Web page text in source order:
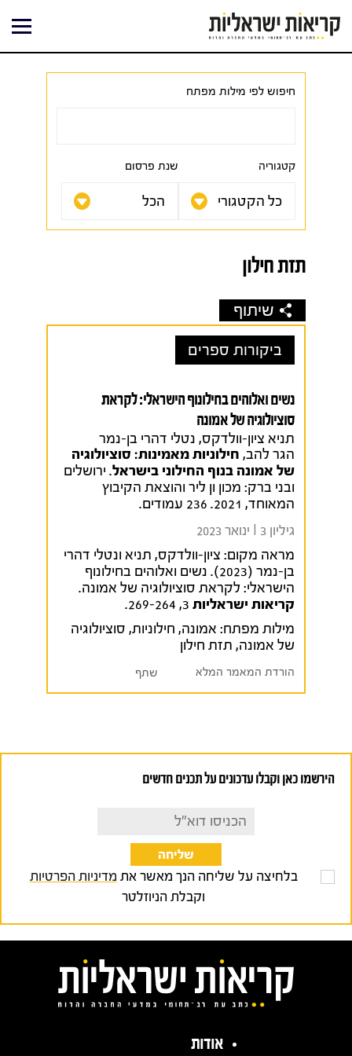
לתוכן
חיפוש לפי מילות מפתח
קטגוריה שנת פרסום
תזת חילון
שיתוף
ביקורות ספרים
נשים ואלוהים בחילונוף הישראלי: לקראת
סוציולוגיה של אמונה
תניא ציון-וולדקס, נטלי דהרי בן-נמר
הגר להב, חילוניות מאמינות: סוציולוגיה
של אמונה בנוף החילוני בישראל. ירושלים
ובני ברק: מכון ון ליר והוצאת הקיבוץ
המאוחד, 2021. 236 עמודים.
גיליון 3 I ינואר 2023
מראה מקום: ציון-וולדקס, תניא ונטלי דהרי
בן-נמר (2023). נשים ואלוהים בחילונוף
הישראלי: לקראת סוציולוגיה של אמונה.
קריאות ישראליות
מילות מפתח: אמונה, חילוניות, סוציולוגיה
של אמונה, תזת חילון
הורדת המאמר המלא שתף
הירשמו כאן וקבלו עדכונים על תכנים חדשים
בלחיצה על שליחה הנך מאשר את מדיניות הפרטיות
וקבלת הניוזלטר
אודות